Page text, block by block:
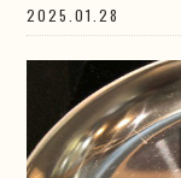
2025.01.28